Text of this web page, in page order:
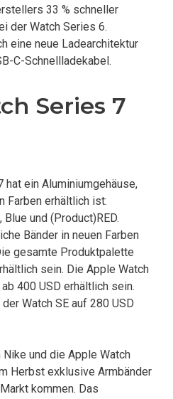
33 % schneller
der Watch Series 6.
eine neue Ladearchitektur
C-Schnellladekabel.
Series 7
hat ein Aluminiumgehäuse,
Farben erhältlich ist:
und (Product)RED.
Bänder in neuen Farben
gesamte Produktpalette
sein. Die Apple Watch
400 USD erhältlich sein.
Watch SE auf 280 USD
und die Apple Watch
Herbst exklusive Armbänder
kommen. Das